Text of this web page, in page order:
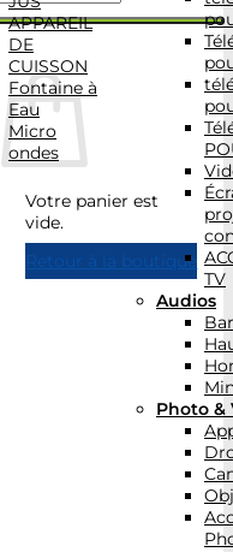
Votre panier est
vide.
Retour à la boutique
APPAREIL
DE
CUISSON
Fontaine à
Eau
Micro
ondes
TV
Audios
Photo &